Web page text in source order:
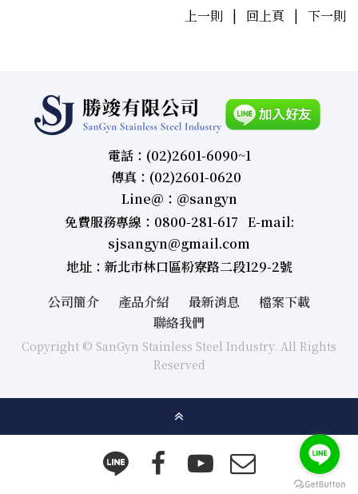
上一則 | 回上頁 | 下一則
電話：(02)2601-6090~1
傳真：(02)2601-0620
Line＠：＠sangyn
免費服務專線：0800-281-617 E-mail:
sjsangyn@gmail.com
地址：新北市林口區粉寮路二段129-2號
公司簡介
產品介紹 最新消息
檔案下載
聯絡我們
Copyright © SanGyn Stainless Steel Industry. All Rights
Reserved